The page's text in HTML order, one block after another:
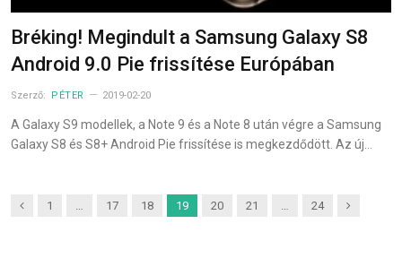
Bréking! Megindult a Samsung Galaxy S8
Android 9.0 Pie frissítése Európában
Szerző: PÉTER 2019-02-20
A Galaxy S9 modellek, a Note 9 és a Note 8 után végre a Samsung
Galaxy S8 és S8+ Android Pie frissítése is megkezdődött. Az új…
Previous
1 … 17 18 19 20 21 … 24 Next